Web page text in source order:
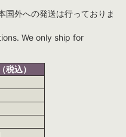
国外への発送は行っておりま
We only ship for
税込）